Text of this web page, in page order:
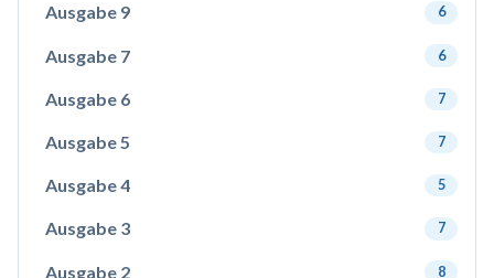
Ausgabe 9 6
Ausgabe 7 6
Ausgabe 6 7
Ausgabe 5 7
Ausgabe 4 5
Ausgabe 3 7
Ausgabe 2 8